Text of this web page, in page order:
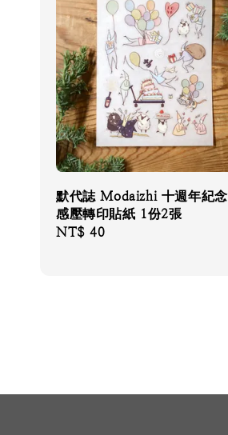
默代誌 Modaizhi 十週年紀念
感壓轉印貼紙 1份2張
Regular
NT$ 40